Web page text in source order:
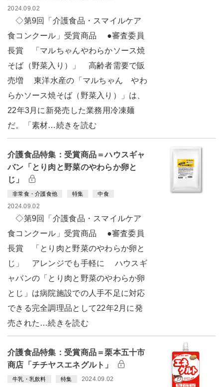
2024.09.02
◇第9回「介護食品・スマイルケア
食コンクール」受賞商品 ●審査委員
長賞 「マルちゃんやわらかソース焼
そば（野菜入り）」 高齢者需要で販
売増 東洋水産の「マルちゃん やわ
らかソース焼そば（野菜入り）」は、
22年3月に新発売した業務用冷凍麺
だ。「素材…続きを読む
介護食品特集：受賞商品＝ハウスギャ
バン「とり肉と野菜のやわらか卵と
じ」
非常食・介護食他 特集 中食
2024.09.02
◇第9回「介護食品・スマイルケア
食コンクール」受賞商品 ●審査委員
長賞 「とり肉と野菜のやわらか卵と
じ」 アレンジでも手軽に ハウスギ
ャバンの「とり肉と野菜のやわらか卵
とじ」は病院施設での人手不足に対応
できる完全調理品として22年2月に発
売された…続きを読む
介護食品特集：受賞商品＝栗本五十市
商店「チチヤスエネグルト」
牛乳・乳飲料 特集 2024.09.02